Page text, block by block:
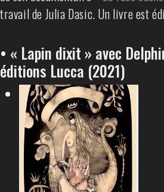
travail de Julia Dasic. Un livre est
• « Lapin dixit » avec
éditions Lucca (2021)